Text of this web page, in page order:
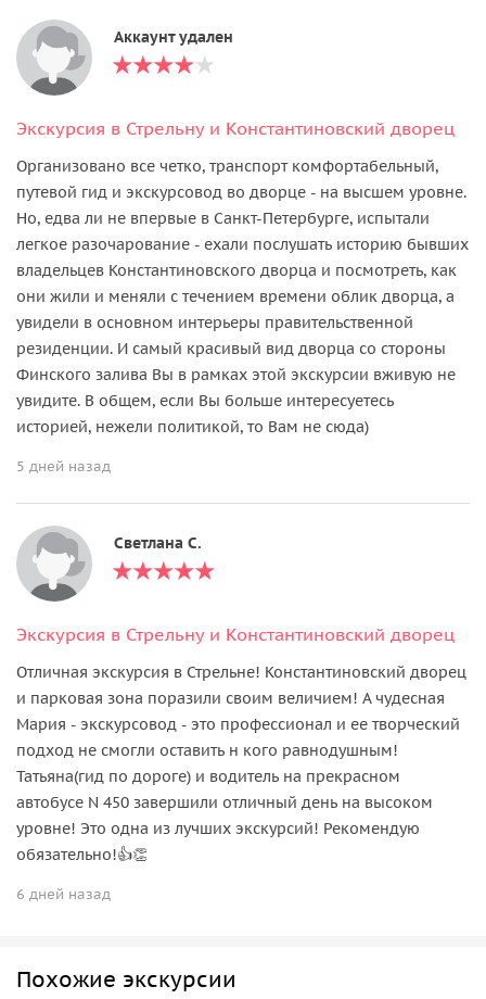
Аккаунт удален
Экскурсия в Стрельну и Константиновский дворец
Организовано все четко, транспорт комфортабельный,
путевой гид и экскурсовод во дворце - на высшем уровне.
Но, едва ли не впервые в Санкт-Петербурге, испытали
легкое разочарование - ехали послушать историю бывших
владельцев Константиновского дворца и посмотреть, как
они жили и меняли с течением времени облик дворца, а
увидели в основном интерьеры правительственной
резиденции. И самый красивый вид дворца со стороны
Финского залива Вы в рамках этой экскурсии вживую не
увидите. В общем, если Вы больше интересуетесь
историей, нежели политикой, то Вам не сюда)
5 дней назад
Светлана С.
Экскурсия в Стрельну и Константиновский дворец
Отличная экскурсия в Стрельне! Константиновский дворец
и парковая зона поразили своим величием! А чудесная
Мария - экскурсовод - это профессионал и ее творческий
подход не смогли оставить н кого равнодушным!
Татьяна(гид по дороге) и водитель на прекрасном
автобусе N 450 завершили отличный день на высоком
уровне! Это одна из лучших экскурсий! Рекомендую
обязательно!👍👏
6 дней назад
Похожие экскурсии